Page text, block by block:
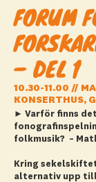
FORUM
– DEL 1
10.30-11.00 //
KONSERTHUS,
► Varför finns
folkmusik? –
Kring
alternativ upp